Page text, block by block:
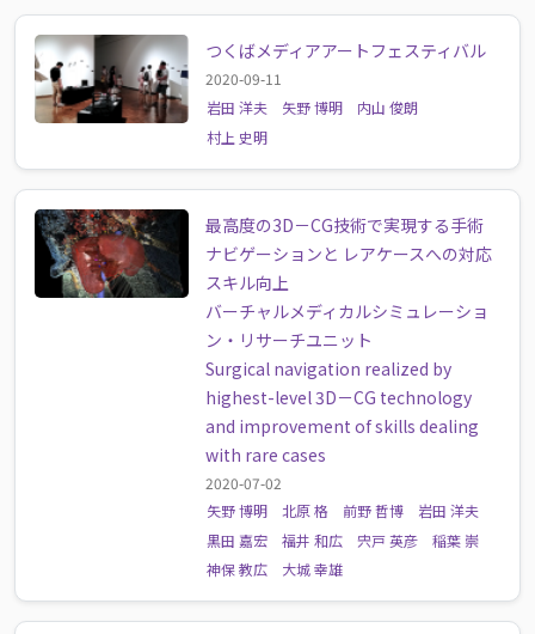
つくばメディアアートフェスティバル
2020-09-11
岩田 洋夫
矢野 博明
内山 俊朗
村上 史明
最高度の3D－CG技術で実現する手術
ナビゲーションと レアケースへの対応
スキル向上
バーチャルメディカルシミュレーショ
ン・リサーチユニット
Surgical navigation realized by
highest-level 3D－CG technology
and improvement of skills dealing
with rare cases
2020-07-02
矢野 博明
北原 格 前野 哲博
岩田 洋夫
黒田 嘉宏
福井 和広 宍戸 英彦
稲葉 崇
神保 教広
大城 幸雄